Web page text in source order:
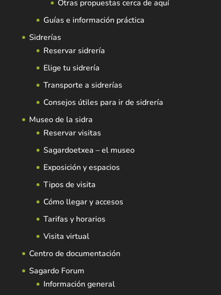
Otras propuestas cerca de aquí
Guías e información práctica
Sidrerías
Reservar sidrería
Elige tu sidrería
Transporte a sidrerías
Consejos útiles para ir de sidrería
Museo de la sidra
Reservar visitas
Sagardoetxea – el museo
Exposición y espacios
Tipos de visita
Cómo llegar y accesos
Tarifas y horarios
Visita virtual
Centro de documentación
Sagardo Forum
Información general